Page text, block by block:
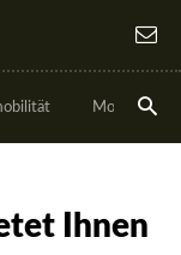
Motorsport
Ihnen